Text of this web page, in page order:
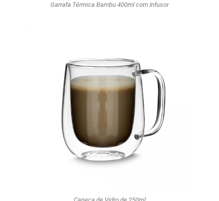
Garrafa Térmica Bambu 400ml com Infusor